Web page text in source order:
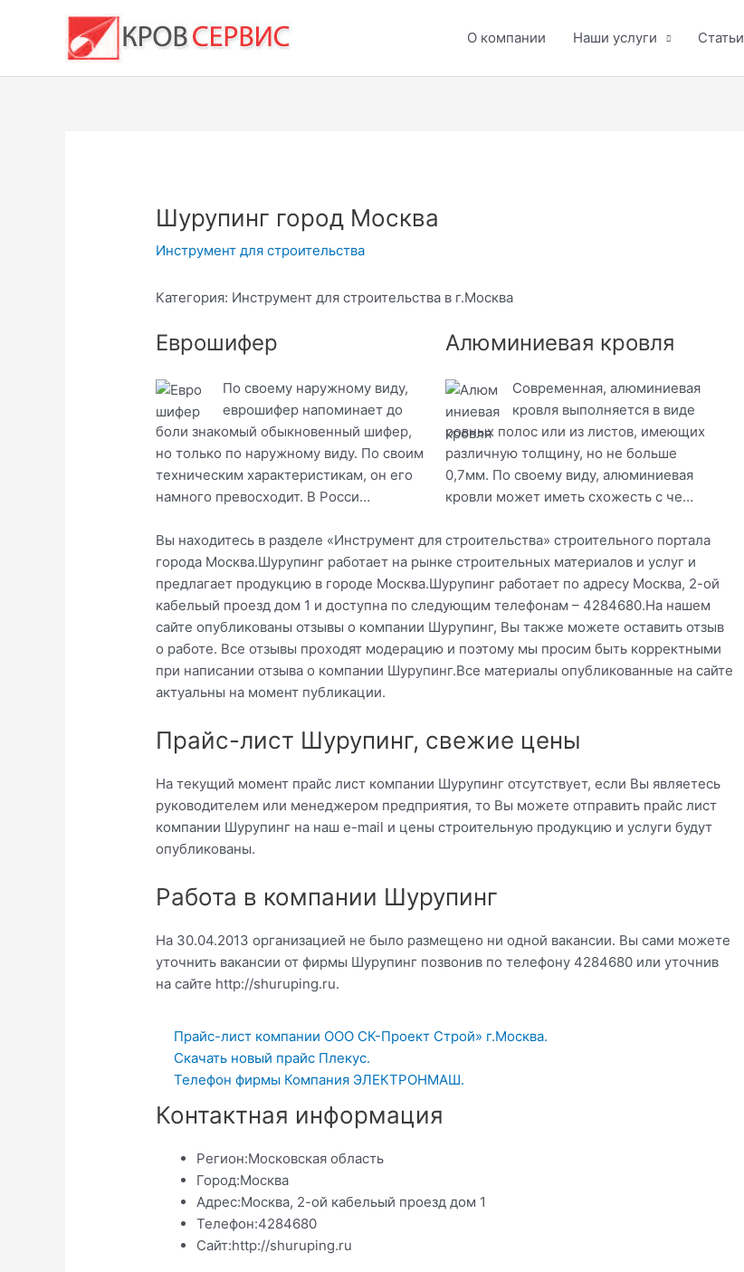
содержимому
О компании Наши услуги Статьи
Шурупинг город Москва
Инструмент для строительства
Категория: Инструмент для строительства в г.Москва
Еврошифер
По своему наружному виду,
еврошифер напоминает до
боли знакомый обыкновенный шифер,
но только по наружному виду. По своим
техническим характеристикам, он его
намного превосходит. В Росси…
Алюминиевая кровля
Современная, алюминиевая
кровля выполняется в виде
ровных полос или из листов, имеющих
различную толщину, но не больше
0,7мм. По своему виду, алюминиевая
кровли может иметь схожесть с че…
Вы находитесь в разделе «Инструмент для строительства» строительного портала
города Москва.Шурупинг работает на рынке строительных материалов и услуг и
предлагает продукцию в городе Москва.Шурупинг работает по адресу Москва, 2-ой
кабельый проезд дом 1 и доступна по следующим телефонам – 4284680.На нашем
сайте опубликованы отзывы о компании Шурупинг, Вы также можете оставить отзыв
о работе. Все отзывы проходят модерацию и поэтому мы просим быть корректными
при написании отзыва о компании Шурупинг.Все материалы опубликованные на сайте
актуальны на момент публикации.
Прайс-лист Шурупинг, свежие цены
На текущий момент прайс лист компании Шурупинг отсутствует, если Вы являетесь
руководителем или менеджером предприятия, то Вы можете отправить прайс лист
компании Шурупинг на наш e-mail и цены строительную продукцию и услуги будут
опубликованы.
Работа в компании Шурупинг
На 30.04.2013 организацией не было размещено ни одной вакансии. Вы сами можете
уточнить вакансии от фирмы Шурупинг позвонив по телефону 4284680 или уточнив
на сайте http://shuruping.ru.
Прайс-лист компании ООО СК-Проект Строй» г.Москва.
Скачать новый прайс Плекус.
Телефон фирмы Компания ЭЛЕКТРОНМАШ.
Контактная информация
Регион:Московская область
Город:Москва
Адрес:Москва, 2-ой кабельый проезд дом 1
Телефон:4284680
Сайт:http://shuruping.ru